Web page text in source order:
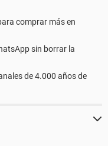
comprar más en
sin borrar la
de 4.000 años de